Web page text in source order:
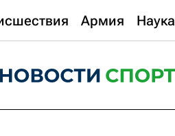
Армия Наука